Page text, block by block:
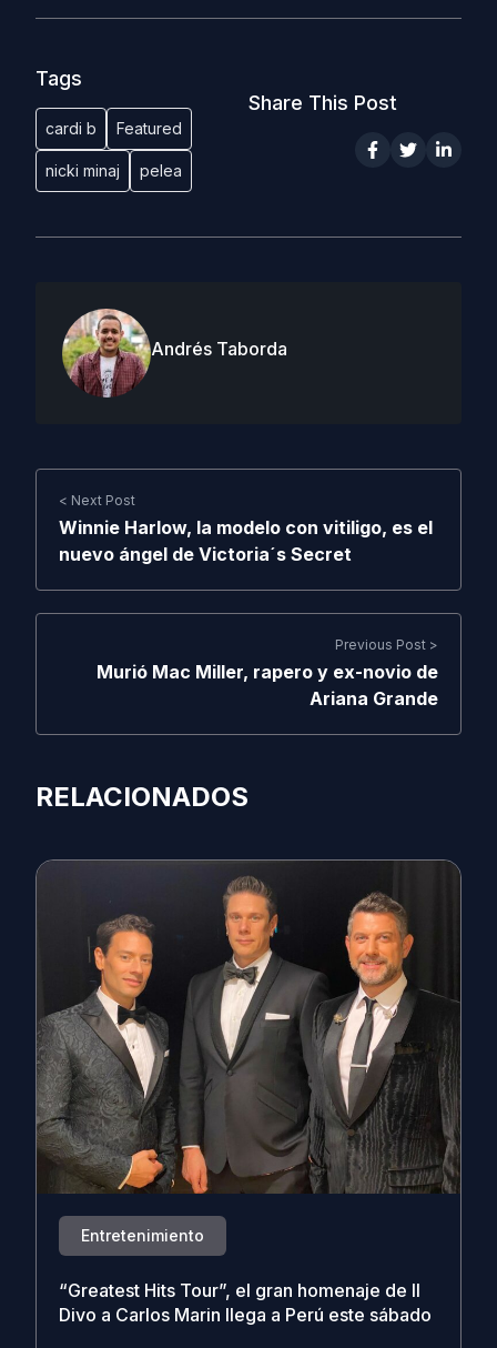
Tags
cardi b Featured
nicki minaj pelea
Share This Post
Andrés Taborda
< Next Post
Winnie Harlow, la modelo con vitiligo, es el
nuevo ángel de Victoria´s Secret
Previous Post >
Murió Mac Miller, rapero y ex-novio de
Ariana Grande
RELACIONADOS
Entretenimiento
“Greatest Hits Tour”, el gran homenaje de Il
Divo a Carlos Marin llega a Perú este sábado